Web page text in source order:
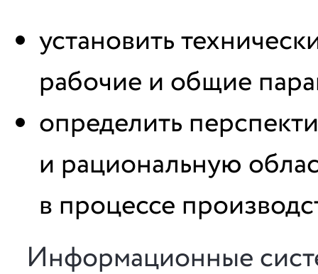
установить
рабочие и общие
определить
и рациональную
в процессе
Информационные